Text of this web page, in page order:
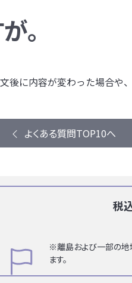
。
に内容が変わった場合や
よくある質問TOP10へ
税
※離島および一部の地
ます。